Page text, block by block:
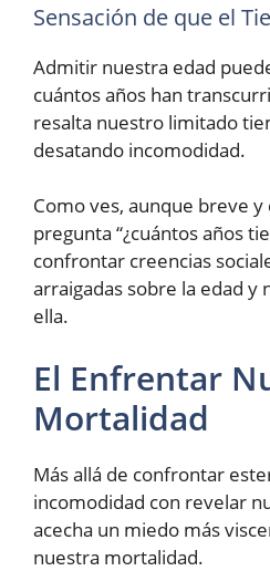
Sensación de que el
Admitir nuestra edad
cuántos años han
resalta nuestro limitado
desatando incomodidad.
Como ves, aunque breve
pregunta “¿cuántos años
confrontar creencias
arraigadas sobre la edad y
ella.
El Enfrentar
Mortalidad
Más allá de confrontar
incomodidad con revelar
acecha un miedo más
nuestra mortalidad.